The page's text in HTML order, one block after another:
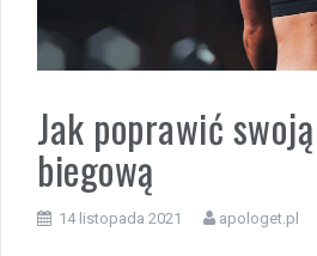
Jak poprawić
biegową
14 listopada 2021 apologet.pl